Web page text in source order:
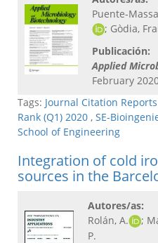
Puente-
; Gòdia,
Publicación:
Applied
February
Tags: Journal Citation
Rank (Q1) 2020 , SE-
School of Engineering
Integration of cold
sources in the
Autores/as:
Rolán, A.
;
P.